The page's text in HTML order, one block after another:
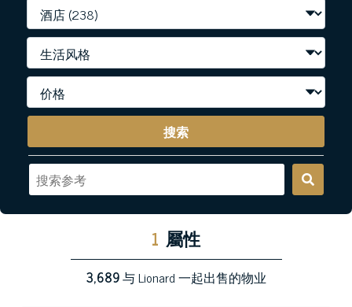
搜索
1 屬性
3,689与 Lionard 一起出售的物业